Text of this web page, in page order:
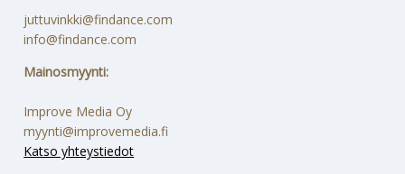
juttuvinkki@findance.com
info@findance.com
Mainosmyynti:
Improve Media Oy
myynti@improvemedia.fi
Katso yhteystiedot